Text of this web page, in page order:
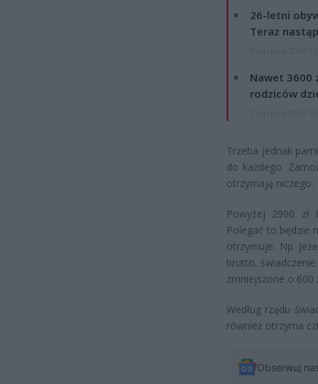
26-letni
Teraz
Nawet 3600
rodziców
Trzeba jednak
do każdego.
otrzymają niczego.
Powyżej 2900 zł
Polegać to będzie
otrzymuje. Np.
brutto,
zmniejszone o 600
Według rządu
również otrzyma
Obserwuj